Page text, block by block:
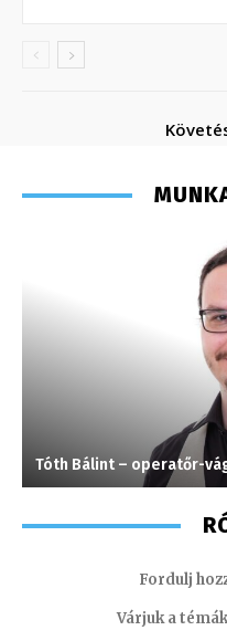
Tóth Bálint – operatőr-
Fordulj
Várjuk a